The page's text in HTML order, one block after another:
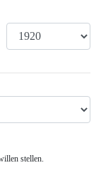
stellen.